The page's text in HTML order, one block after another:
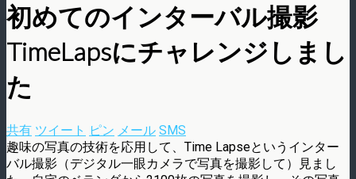
初めてのインターバル撮影
TimeLapsにチャレンジしまし
た
共有 ツイート ピン メール SMS
趣味の写真の技術を応用して、Time Lapseというインター
バル撮影（デジタル一眼カメラで写真を撮影して）見まし